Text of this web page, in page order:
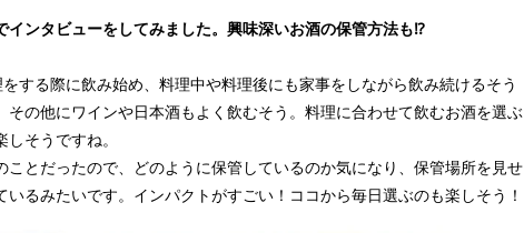
インタビューをしてみました。興味深いお酒の保管方法も⁉
する際に飲み始め、料理中や料理後にも家事をしながら飲み続けるそう
その他にワインや日本酒もよく飲むそう。料理に合わせて飲むお酒を選ぶ
そうですね。
とだったので、どのように保管しているのか気になり、保管場所を見せ
るみたいです。インパクトがすごい！ココから毎日選ぶのも楽しそう！